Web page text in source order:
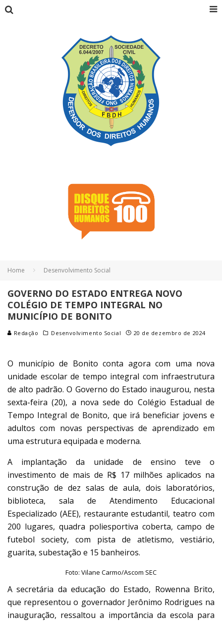
Home Desenvolvimento Social
GOVERNO DO ESTADO ENTREGA NOVO
COLÉGIO DE TEMPO INTEGRAL NO
MUNICÍPIO DE BONITO
Redação Desenvolvimento Social 20 de dezembro de 2024
O município de Bonito conta agora com uma nova
unidade escolar de tempo integral com infraestrutura
de alto padrão. O Governo do Estado inaugurou, nesta
sexta-feira (20), a nova sede do Colégio Estadual de
Tempo Integral de Bonito, que irá beneficiar jovens e
adultos com novas perspectivas de aprendizado em
uma estrutura equipada e moderna.
A implantação da unidade de ensino teve o
investimento de mais de R$ 17 milhões aplicados na
construção de dez salas de aula, dois laboratórios,
biblioteca, sala de Atendimento Educacional
Especializado (AEE), restaurante estudantil, teatro com
200 lugares, quadra poliesportiva coberta, campo de
futebol society, com pista de atletismo, vestiário,
guarita, subestação e 15 banheiros.
Foto: Vilane Carmo/Ascom SEC
A secretária da educação do Estado, Rowenna Brito,
que representou o governador Jerônimo Rodrigues na
inauguração, ressaltou a importância da escola para